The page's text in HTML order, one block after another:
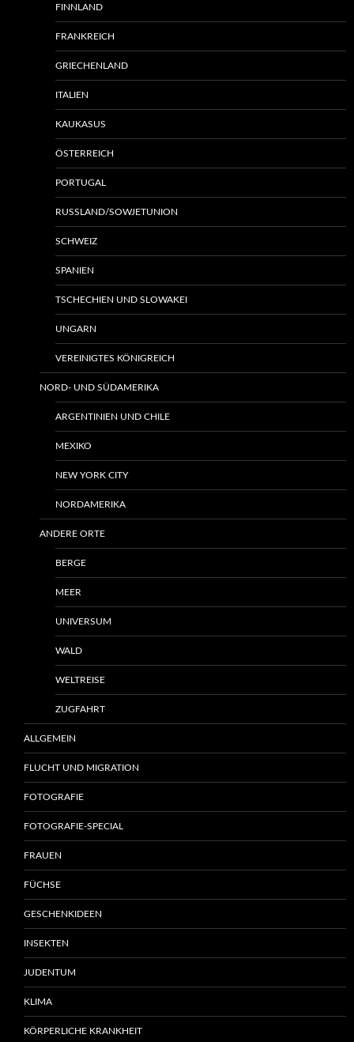
FINNLAND
FRANKREICH
GRIECHENLAND
ITALIEN
KAUKASUS
ÖSTERREICH
PORTUGAL
RUSSLAND/SOWJETUNION
SCHWEIZ
SPANIEN
TSCHECHIEN UND SLOWAKEI
UNGARN
VEREINIGTES KÖNIGREICH
NORD- UND SÜDAMERIKA
ARGENTINIEN UND CHILE
MEXIKO
NEW YORK CITY
NORDAMERIKA
ANDERE ORTE
BERGE
MEER
UNIVERSUM
WALD
WELTREISE
ZUGFAHRT
ALLGEMEIN
FLUCHT UND MIGRATION
FOTOGRAFIE
FOTOGRAFIE-SPECIAL
FRAUEN
FÜCHSE
GESCHENKIDEEN
INSEKTEN
JUDENTUM
KLIMA
KÖRPERLICHE KRANKHEIT